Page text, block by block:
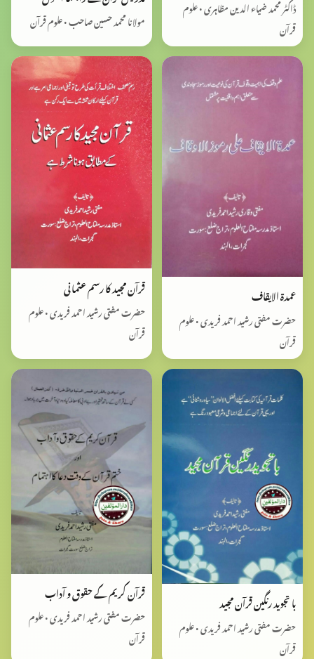
ڈاکٹر محمد ضیاء الدین مظاہری • علوم
قرآن
مولانا محمد حسین صاحب • علوم قرآن
عمدة الایقاف
حضرت مفتی رشید احمد فریدی • علوم
قرآن
قرآن مجید کا رسم عثمانی
حضرت مفتی رشید احمد فریدی • علوم
قرآن
با تجوید رنگین قرآن مجید
حضرت مفتی رشید احمد فریدی • علوم
قرآن
قرآن کریم کے حقوق و آداب
حضرت مفتی رشید احمد فریدی • علوم
قرآن